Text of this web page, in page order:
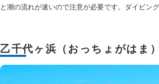
と潮の流れが速いので注意が必要です。ダイビン
乙千代ヶ浜（おっちょがはま